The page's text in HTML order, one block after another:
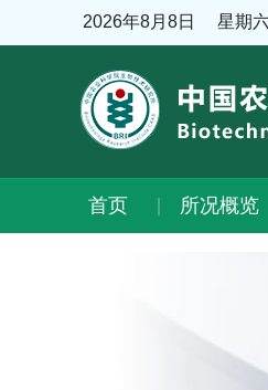
2026年8月8日 星期
首页 所况概览